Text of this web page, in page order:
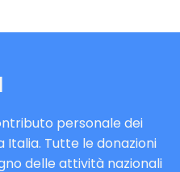
personale dei
Tutte le donazioni
delle attività nazionali